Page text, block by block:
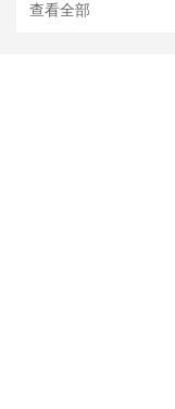
查看全部